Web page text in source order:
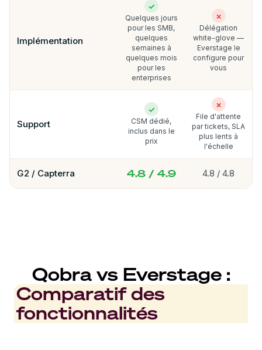
Implémentation
✓
Quelques jours
pour les SMB,
quelques
semaines à
quelques mois
pour les
enterprises
✗
Délégation
white-glove —
Everstage le
configure pour
vous
Support
✓
CSM dédié,
inclus dans le
prix
✗
File d'attente
par tickets, SLA
plus lents à
l'échelle
G2 / Capterra 4.8 / 4.9 4.8 / 4.8
Qobra vs Everstage :
Comparatif des
fonctionnalités